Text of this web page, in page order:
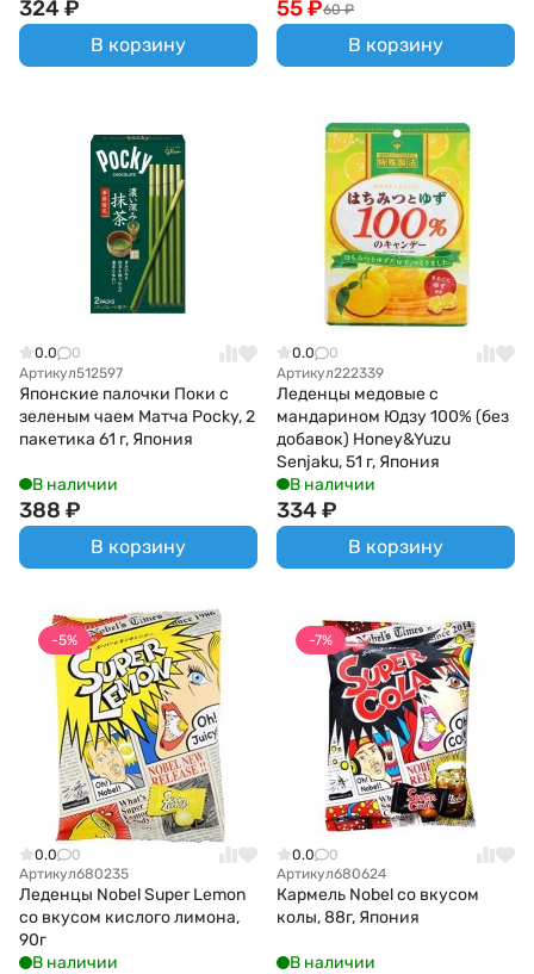
324₽
В корзину
60 ₽
55₽
В корзину
0.0
0
Артикул512597
Японские палочки Поки с
зеленым чаем Матча Pocky, 2
пакетика 61 г, Япония
В наличии
388 ₽
В корзину
0.0
0
Артикул222339
Леденцы медовые с
мандарином Юдзу 100% (без
добавок) Honey&Yuzu
Senjaku, 51 г, Япония
В наличии
334₽
В корзину
-5%
0.0
0
Артикул680235
Леденцы Nobel Super Lemon
со вкусом кислого лимона,
90г
В наличии
-7%
0.0
0
Артикул680624
Кармель Nobel со вкусом
колы, 88г, Япония
В наличии